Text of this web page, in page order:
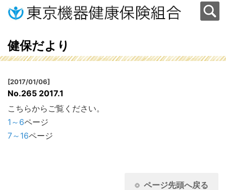
健保だより
[2017/01/06]
No.265 2017.1
こちらからご覧ください。
1～6ページ
7～16ページ
ページ先頭へ戻る